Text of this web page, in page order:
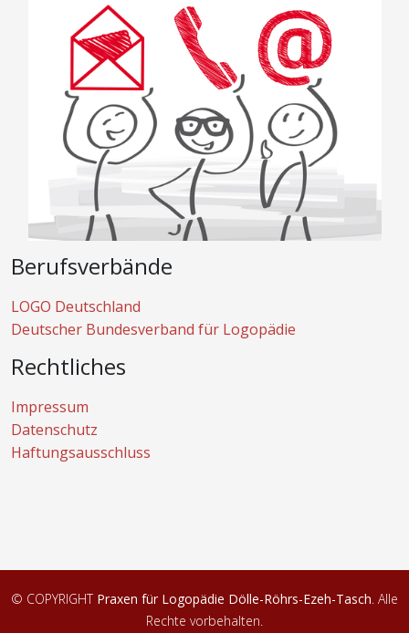
Berufsverbände
LOGO Deutschland
Deutscher Bundesverband für Logopädie
Rechtliches
Impressum
Datenschutz
Haftungsausschluss
© COPYRIGHT Praxen für Logopädie Dölle-Röhrs-Ezeh-Tasch. Alle
Rechte vorbehalten.